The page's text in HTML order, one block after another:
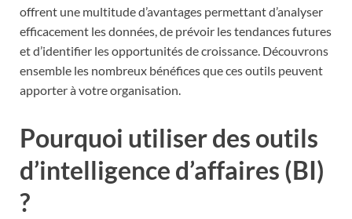
offrent une multitude d’avantages permettant d’analyser
efficacement les données, de prévoir les tendances futures
et d’identifier les opportunités de croissance. Découvrons
ensemble les nombreux bénéfices que ces outils peuvent
apporter à votre organisation.
Pourquoi utiliser des outils
d’intelligence d’affaires (BI)
?